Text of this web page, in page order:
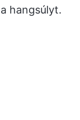
hangsúlyt.